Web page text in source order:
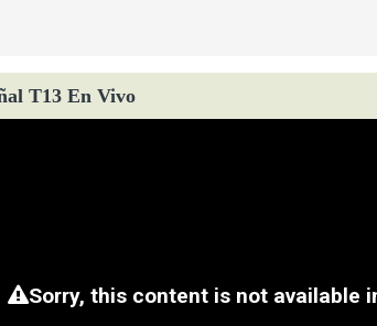
T13 En Vivo